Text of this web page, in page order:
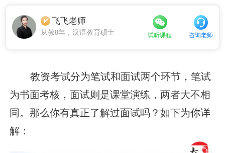
飞飞老师
从教8年，汉语教育硕士 试听课程 咨询老师
教资考试分为笔试和面试两个环节，笔试
为书面考核，面试则是课堂演练，两者大不相
同。那么你有真正了解过面试吗？如下为你详
解：